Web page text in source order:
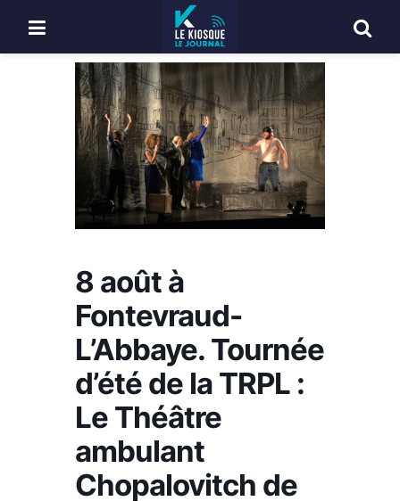
8 août à
Fontevraud-
L’Abbaye. Tournée
d’été de la TRPL :
Le Théâtre
ambulant
Chopalovitch de